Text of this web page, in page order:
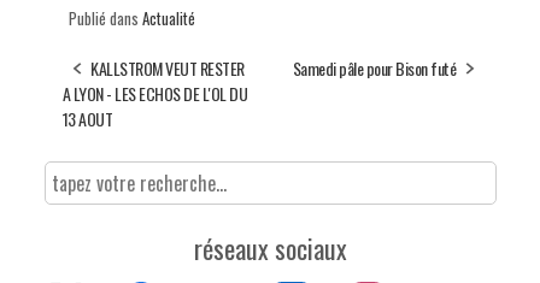
Publié dans Actualité
KALLSTROM VEUT RESTER
A LYON - LES ECHOS DE L'OL DU
13 AOUT
Samedi pâle pour Bison futé
réseaux sociaux